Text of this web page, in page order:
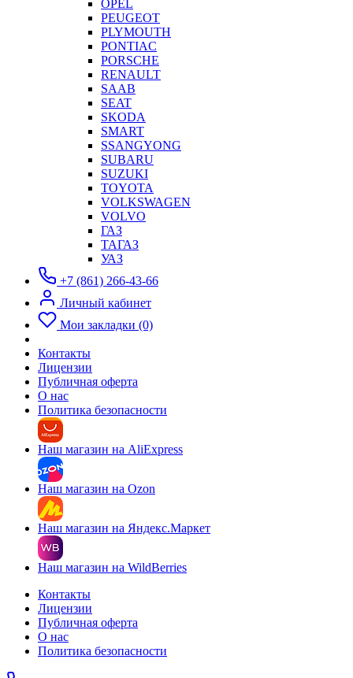
OPEL
PEUGEOT
PLYMOUTH
PONTIAC
PORSCHE
RENAULT
SAAB
SEAT
SKODA
SMART
SSANGYONG
SUBARU
SUZUKI
TOYOTA
VOLKSWAGEN
VOLVO
ГАЗ
ТАГАЗ
УАЗ
+7 (861) 266-43-66
Личный кабинет
Мои закладки (0)
Контакты
Лицензии
Публичная оферта
О нас
Политика безопасности
Наш магазин на AliExpress
Наш магазин на Ozon
Наш магазин на Яндекс.Маркет
Наш магазин на WildBerries
Контакты
Лицензии
Публичная оферта
О нас
Политика безопасности